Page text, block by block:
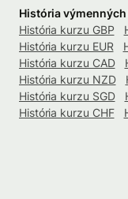
História
História kurzu GBP
História kurzu EUR
História kurzu CAD
História kurzu NZD
História kurzu SGD
História kurzu CHF